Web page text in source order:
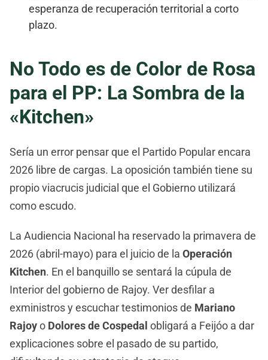
esperanza de recuperación territorial a corto
plazo.
No Todo es de Color de Rosa
para el PP: La Sombra de la
«Kitchen»
Sería un error pensar que el Partido Popular encara
2026 libre de cargas. La oposición también tiene su
propio viacrucis judicial que el Gobierno utilizará
como escudo.
La Audiencia Nacional ha reservado la primavera de
2026 (abril-mayo) para el juicio de la Operación
Kitchen. En el banquillo se sentará la cúpula de
Interior del gobierno de Rajoy. Ver desfilar a
exministros y escuchar testimonios de Mariano
Rajoyo Dolores de Cospedal obligará a Feijóo a dar
explicaciones sobre el pasado de su partido,